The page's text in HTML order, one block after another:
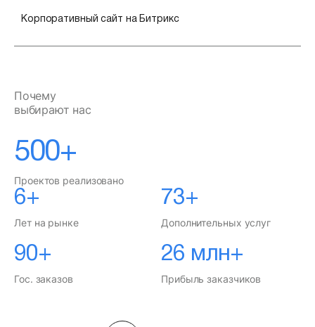
Корпоративный сайт на Битрикс
Почему
выбирают нас
500+
Проектов реализовано
6+
Лет на рынке
73+
Дополнительных услуг
90+
Гос. заказов
26 млн+
Прибыль заказчиков